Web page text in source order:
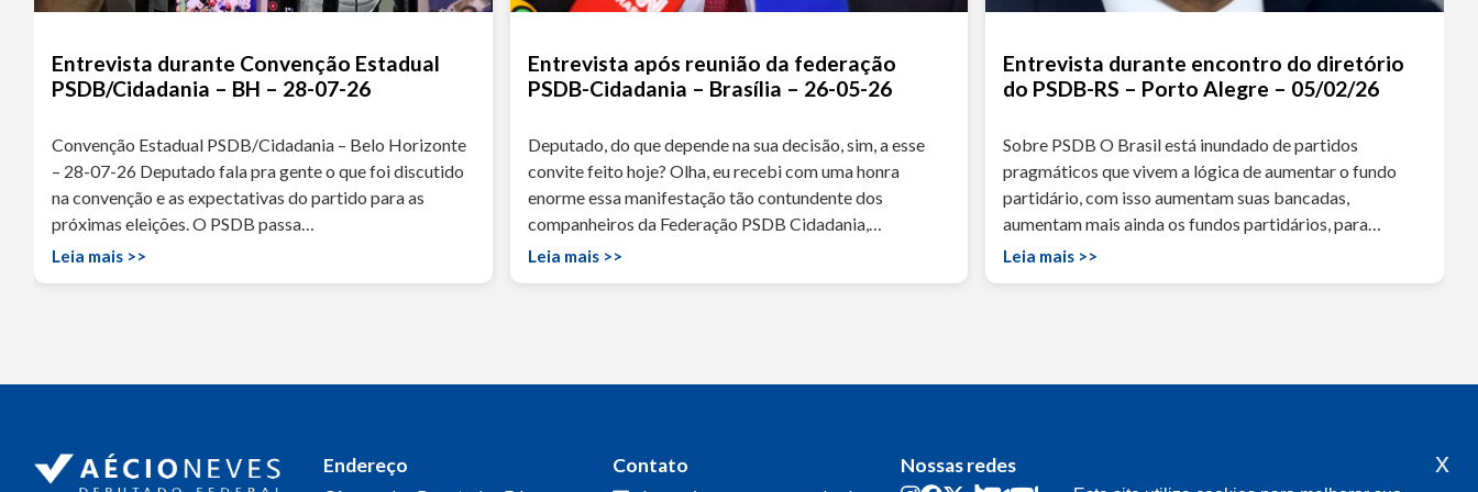
Entrevista durante Convenção Estadual
PSDB/Cidadania – BH – 28-07-26
Convenção Estadual PSDB/Cidadania – Belo Horizonte
– 28-07-26 Deputado fala pra gente o que foi discutido
na convenção e as expectativas do partido para as
próximas eleições. O PSDB passa…
Leia mais >>
Entrevista após reunião da federação
PSDB-Cidadania – Brasília – 26-05-26
Deputado, do que depende na sua decisão, sim, a esse
convite feito hoje? Olha, eu recebi com uma honra
enorme essa manifestação tão contundente dos
companheiros da Federação PSDB Cidadania,…
Leia mais >>
Entrevista durante encontro do diretório
do PSDB-RS – Porto Alegre – 05/02/26
Sobre PSDB O Brasil está inundado de partidos
pragmáticos que vivem a lógica de aumentar o fundo
partidário, com isso aumentam suas bancadas,
aumentam mais ainda os fundos partidários, para…
Leia mais >>
Endereço Contato Nossas redes x